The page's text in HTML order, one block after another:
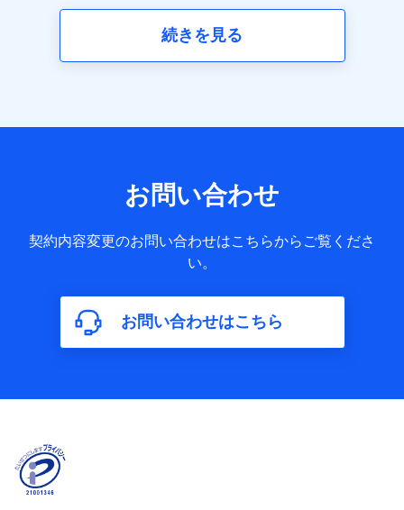
ーション利用時の行動に関する情報、購入されたサービスや
商品の名称・購入場所・決済に関する情報、アンケートの回
答に関する情報などが含まれます。
保険関連サービス情報
た情報（氏名、住所、生年月日、性別、保険契約者と被保険
の構造や築年数などの情報、ペットの種類や年齢など）及び
お客様との応対記録 （お客様に提示した比較見積の試算結
歴の情報及び保険の更改案内等を提供した際のメール内容や
送信履歴などの情報）が含まれます。
約に関する情報。例として、保険契約者及び被保険者の氏
名、住所、生年月日、性別、保険契約者と被保険者の関係、
保険加入の目的、保険商品の内容、保険料、保険料のお支払
方法、車のメーカーや走行距離などの情報、建物の構造や築
当社
株式会社NTTドコモ
【利用する者の利用目的】
続きを見る
お問い合わせ
契約内容変更のお問い合わせはこちらからご覧くださ
い。
お問い合わせはこちら